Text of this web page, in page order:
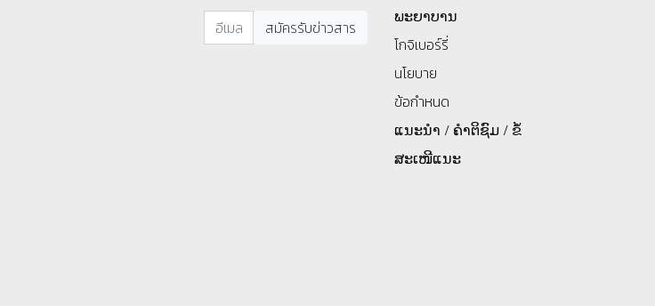
ພະຍາບານ
โกจิเบอร์รี่
นโยบาย
ข้อกำหนด
ແນະນຳ / ຄຳຕິຊົມ / ຂໍ້
ສະເໜີແນະ